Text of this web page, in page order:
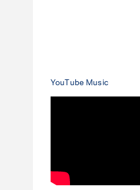
YouTube Music